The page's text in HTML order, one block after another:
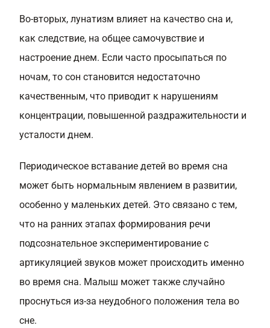
Во-вторых, лунатизм влияет на качество сна и,
как следствие, на общее самочувствие и
настроение днем. Если часто просыпаться по
ночам, то сон становится недостаточно
качественным, что приводит к нарушениям
концентрации, повышенной раздражительности и
усталости днем.
Периодическое вставание детей во время сна
может быть нормальным явлением в развитии,
особенно у маленьких детей. Это связано с тем,
что на ранних этапах формирования речи
подсознательное экспериментирование с
артикуляцией звуков может происходить именно
во время сна. Малыш может также случайно
проснуться из-за неудобного положения тела во
сне.